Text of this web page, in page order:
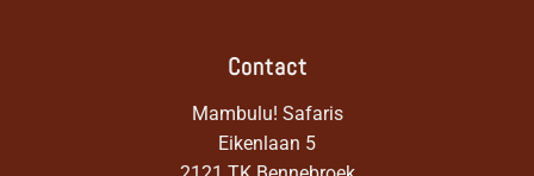
Contact
Mambulu! Safaris
Eikenlaan 5